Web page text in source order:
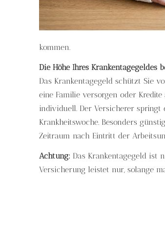
kommen.
Die Höhe Ihres Krankentagegeldes
Das Krankentagegeld schützt Sie
eine Familie versorgen oder
individuell. Der Versicherer springt
Krankheitswoche. Besonders
Zeitraum nach Eintritt der
Achtung: Das Krankentagegeld ist
Versicherung leistet nur, solange